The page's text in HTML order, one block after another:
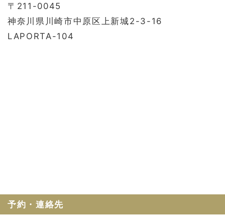
〒211-0045
神奈川県川崎市中原区上新城2-3-16
LAPORTA-104
予約・連絡先